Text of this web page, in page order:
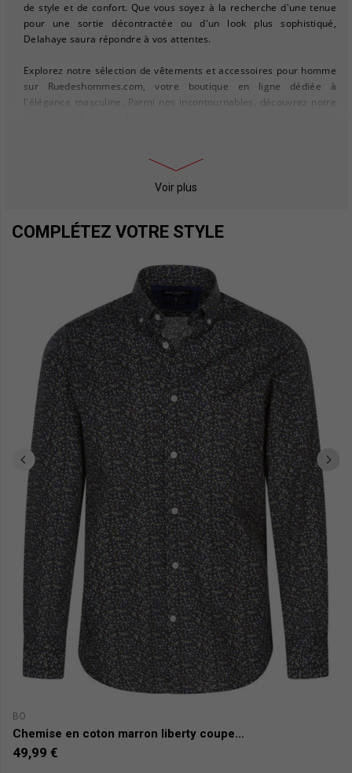
de style et de confort. Que vous soyez à la recherche d'une tenue
pour une sortie décontractée ou d'un look plus sophistiqué,
Delahaye saura répondre à vos attentes.
Explorez notre sélection de vêtements et accessoires pour homme
sur Ruedeshommes.com, votre boutique en ligne dédiée à
l'élégance masculine. Parmi nos incontournables, découvrez notre
En quête de sous-vêtements confortables ? Nos
choix parfait. Chaque pièce est conçue pour s'adapter à votre
Enfin, n'oubliez pas de jeter un œil à notre sélection de
chaussures homme, qui saura compléter votre look avec une
touche finale de sophistication. Que ce soit pour vous ou pour offrir,
nos produits sont livrés directement chez vous ou au bureau,
facilitant ainsi votre expérience d'achat. Avec Delahaye, affirmez
votre style avec assurance et élégance.
Voir plus
COMPLÉTEZ VOTRE STYLE
BO
Chemise en coton marron liberty coupe...
49,99 €